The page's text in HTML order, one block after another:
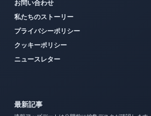
お問い合わせ
私たちのストーリー
プライバシーポリシー
クッキーポリシー
ニュースレター
最新記事